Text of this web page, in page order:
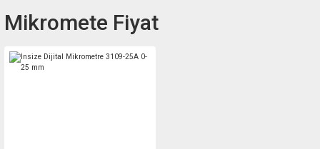
Mikromete Fiyat